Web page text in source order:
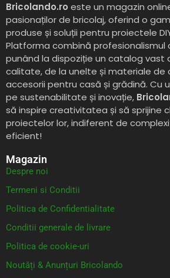
Bricolando.ro este un magazin
pasionaților de bricolaj, oferind o
produse și soluții pentru proiectele
Platforma combină profesionalismul
punând la dispoziție un catalog vast
calitate, de la unelte și materiale de
accesorii pentru casă și grădină. Cu
pe sustenabilitate și inovație,
să inspire creativitatea și să sprijine
proiectelor lor, indiferent de
eficient!
Magazin
Despre noi
Termeni si Conditii
Politica de Confidentialitate
Conditii generale de livrare
Politica de cookie-uri
Noutăți & Anunțuri Bricolando